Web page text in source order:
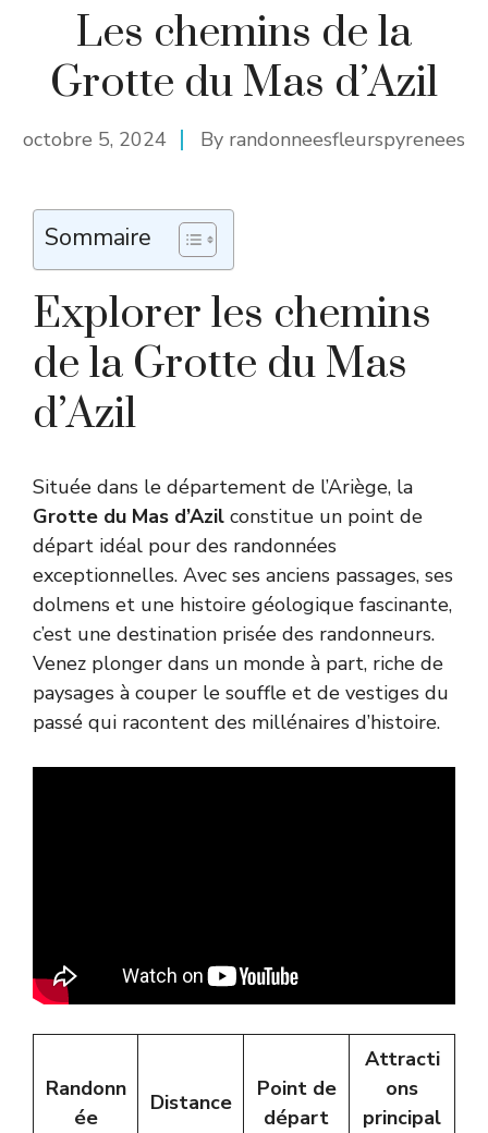
Les chemins de la
Grotte du Mas d’Azil
octobre 5, 2024 By randonneesfleurspyrenees
Sommaire
Explorer les chemins
de la Grotte du Mas
d’Azil
Située dans le département de l’Ariège, la
Grotte du Mas d’Azil constitue un point de
départ idéal pour des randonnées
exceptionnelles. Avec ses anciens passages, ses
dolmens et une histoire géologique fascinante,
c’est une destination prisée des randonneurs.
Venez plonger dans un monde à part, riche de
paysages à couper le souffle et de vestiges du
passé qui racontent des millénaires d’histoire.
Randonn
ée
Distance
Point de
départ
Attracti
ons
principal